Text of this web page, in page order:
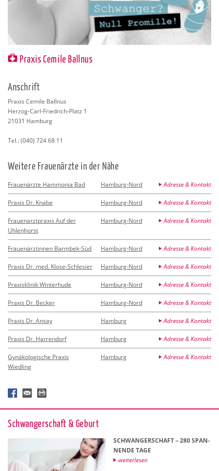
Praxis Cemile Ballnus
An­schrift
Pra­xis Ce­mi­le Ball­nus
Her­zog-Carl-Fried­rich-Platz 1
21031 Ham­burg
Tel.:(040) 724 68 11
Wei­te­re Frau­en­ärz­te in der Nähe
Frauenärzte Hammonia Bad Hamburg-Nord Adresse & Kontakt
Praxis Dr. Knabe Hamburg-Nord Adresse & Kontakt
Frauenarztpraxis Auf der
Uhlenhorst
Hamburg-Nord Adresse & Kontakt
Frauenärztinnen Barmbek-Süd Hamburg-Nord Adresse & Kontakt
Praxis Dr. med. Klose-Schlesier Hamburg-Nord Adresse & Kontakt
Praxisklinik Winterhude Hamburg-Nord Adresse & Kontakt
Praxis Dr. Becker Hamburg-Nord Adresse & Kontakt
Praxis Dr. Ansay Hamburg Adresse & Kontakt
Praxis Dr. Harrendorf Hamburg Adresse & Kontakt
Gynäkologische Praxis
Wiedling
Hamburg Adresse & Kontakt
Schwan­ger­schaft & Ge­burt
SCHWAN­GER­SCHAFT – 280 SPAN­
NEN­DE TAGE
wei­ter­le­sen